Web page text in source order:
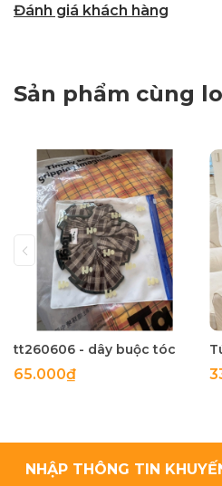
Đánh giá khách hàng
Sản phẩm cùng
tt260606 - dây buộc tóc
65.000₫
NHẬP THÔNG TIN